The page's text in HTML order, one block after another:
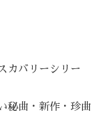
カバリーシリー
秘曲・新作・珍曲